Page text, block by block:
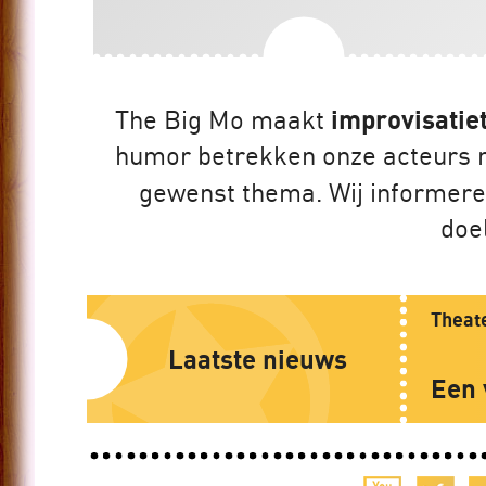
The Big Mo maakt
humor betrekken onze
gewenst thema. Wij
Laatste nieuws
Goede